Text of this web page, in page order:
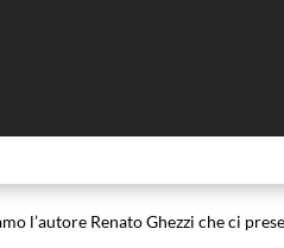
l’autore Renato Ghezzi che ci